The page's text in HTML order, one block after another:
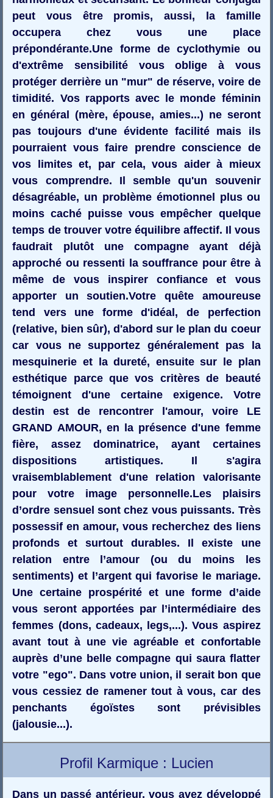
peut vous être promis, aussi, la famille
occupera chez vous une place
prépondérante.Une forme de cyclothymie ou
d'extrême sensibilité vous oblige à vous
protéger derrière un "mur" de réserve, voire de
timidité. Vos rapports avec le monde féminin
en général (mère, épouse, amies...) ne seront
pas toujours d'une évidente facilité mais ils
pourraient vous faire prendre conscience de
vos limites et, par cela, vous aider à mieux
vous comprendre. Il semble qu'un souvenir
désagréable, un problème émotionnel plus ou
moins caché puisse vous empêcher quelque
temps de trouver votre équilibre affectif. Il vous
faudrait plutôt une compagne ayant déjà
approché ou ressenti la souffrance pour être à
même de vous inspirer confiance et vous
apporter un soutien.Votre quête amoureuse
tend vers une forme d'idéal, de perfection
(relative, bien sûr), d'abord sur le plan du coeur
car vous ne supportez généralement pas la
mesquinerie et la dureté, ensuite sur le plan
esthétique parce que vos critères de beauté
témoignent d'une certaine exigence. Votre
destin est de rencontrer l'amour, voire LE
GRAND AMOUR, en la présence d'une femme
fière, assez dominatrice, ayant certaines
dispositions artistiques. Il s'agira
vraisemblablement d'une relation valorisante
pour votre image personnelle.Les plaisirs
d’ordre sensuel sont chez vous puissants. Très
possessif en amour, vous recherchez des liens
profonds et surtout durables. Il existe une
relation entre l’amour (ou du moins les
sentiments) et l’argent qui favorise le mariage.
Une certaine prospérité et une forme d’aide
vous seront apportées par l’intermédiaire des
femmes (dons, cadeaux, legs,...). Vous aspirez
avant tout à une vie agréable et confortable
auprès d’une belle compagne qui saura flatter
votre "ego". Dans votre union, il serait bon que
vous cessiez de ramener tout à vous, car des
penchants égoïstes sont prévisibles
(jalousie...).
Profil Karmique : Lucien
Dans un passé antérieur, vous avez développé